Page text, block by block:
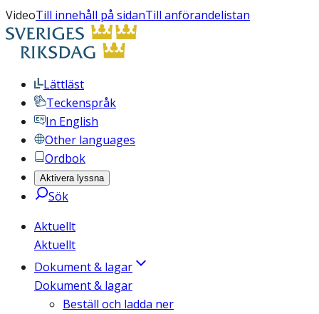
VideoTill innehåll på sidanTill anförandelistan
Lättläst
Teckenspråk
In English
Other languages
Ordbok
Aktivera lyssna
Sök
Aktuellt
Aktuellt
Dokument & lagar
Dokument & lagar
Beställ och ladda ner